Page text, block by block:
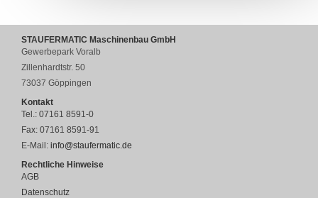
STAUFERMATIC Maschinenbau GmbH
Gewerbepark Voralb
Zillenhardtstr. 50
73037 Göppingen
Kontakt
Tel.: 07161 8591-0
Fax: 07161 8591-91
E-Mail: info@staufermatic.de
Rechtliche Hinweise
AGB
Datenschutz